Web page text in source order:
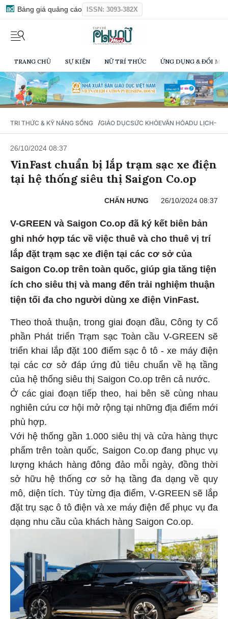
Bảng giá quảng cáo ISSN: 3093-382X
TRANG CHỦ SỰ KIỆN NỮ TRÍ THỨC ỨNG DỤNG & ĐỔI
TRI THỨC & KỸ NĂNG SỐNG /GIÁO DỤCSỨC KHỎEVĂN HÓADU LỊCH-
26/10/2024 08:37
VinFast chuẩn bị lắp trạm sạc xe điện
tại hệ thống siêu thị Saigon Co.op
CHẤN HƯNG 26/10/2024 08:37
V-GREEN và Saigon Co.op đã ký kết biên bản
ghi nhớ hợp tác về việc thuê và cho thuê vị trí
lắp đặt trạm sạc xe điện tại các cơ sở của
Saigon Co.op trên toàn quốc, giúp gia tăng tiện
ích cho siêu thị và mang đến trải nghiệm thuận
tiện tối đa cho người dùng xe điện VinFast.
Theo thoả thuận, trong giai đoạn đầu, Công ty Cổ
phần Phát triển Trạm sạc Toàn cầu V-GREEN sẽ
triển khai lắp đặt 100 điểm sạc ô tô - xe máy điện
tại các cơ sở đáp ứng đủ tiêu chuẩn về hạ tầng
của hệ thống siêu thị Saigon Co.op trên cả nước.
Ở các giai đoạn tiếp theo, hai bên sẽ cùng nhau
nghiên cứu cơ hội mở rộng tại những địa điểm mới
phù hợp.
Với hệ thống gần 1.000 siêu thị và cửa hàng thực
phẩm trên toàn quốc, Saigon Co.op đang phục vụ
lượng khách hàng đông đảo mỗi ngày, đồng thời
sở hữu hệ thống cơ sở hạ tầng đa dạng về quy
mô, diện tích. Tùy từng địa điểm, V-GREEN sẽ lắp
đặt trụ sạc ô tô điện và xe máy điện để phục vụ đa
dạng nhu cầu của khách hàng Saigon Co.op.